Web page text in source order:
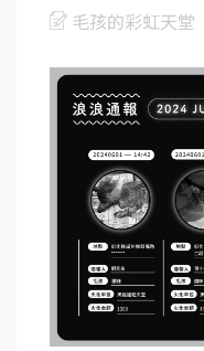
毛孩的彩虹天堂